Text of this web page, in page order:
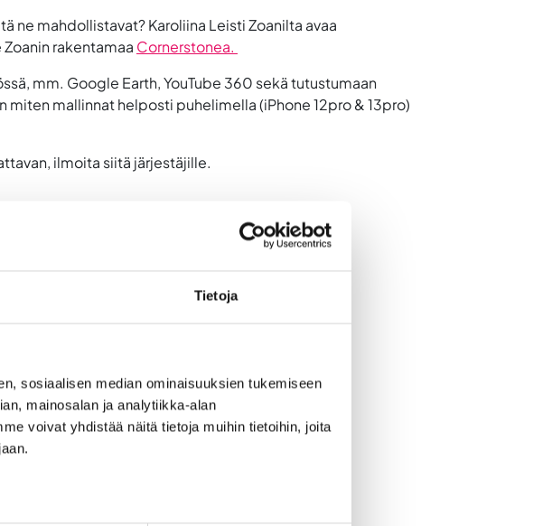
Tietoja
sosiaalisen median ominaisuuksien tukemiseen
mainosalan ja analytiikka-alan
voivat yhdistää näitä tietoja muihin tietoihin, joita
ne mahdollistavat?Karoliina Leisti Zoanilta avaa
rakentamaa Cornerstonea.
mm. Google Earth, YouTube 360 sekä tutustumaan
mallinnat helposti puhelimella (iPhone 12pro & 13pro)
ilmoita siitä järjestäjille.
19-pandemian johdosta toteuttamia toimia.